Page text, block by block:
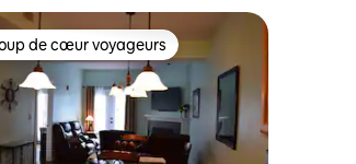
de cœur voyageurs les plus appréciés
de cœur voyageurs